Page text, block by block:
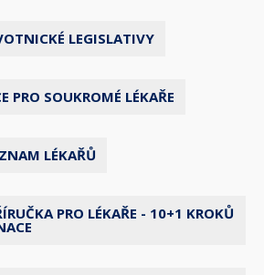
LEGISLATIVY
PRO SOUKROMÉ LÉKAŘE
LÉKAŘŮ
PRO LÉKAŘE - 10+1 KROKŮ